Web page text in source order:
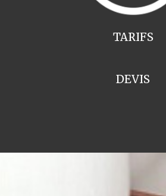
TARIFS
DEVIS